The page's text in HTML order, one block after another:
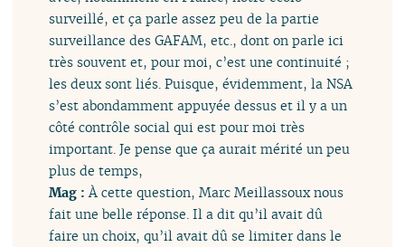
surveillé, et ça parle assez peu de la partie
surveillance des GAFAM, etc., dont on parle ici
très souvent et, pour moi, c’est une continuité ;
les deux sont liés. Puisque, évidemment, la NSA
s’est abondamment appuyée dessus et il y a un
côté contrôle social qui est pour moi très
important. Je pense que ça aurait mérité un peu
plus de temps,
Mag :À cette question, Marc Meillassoux nous
fait une belle réponse. Il a dit qu’il avait dû
faire un choix, qu’il avait dû se limiter dans le